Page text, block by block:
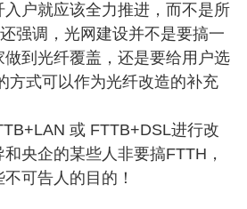
户就应该全力推进，而不是所
强调，光网建设并不是要搞一
做到光纤覆盖，还是要给用户选
方式可以作为光纤改造的补充
或 FTTB+DSL进行改
央企的某些人非要搞FTTH，
可告人的目的！